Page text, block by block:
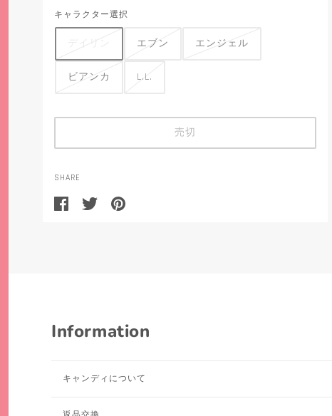
キャラクター選択
エブン エンジェル
ビアンカ L.L.
売切
SHARE
Information
キャンディについて